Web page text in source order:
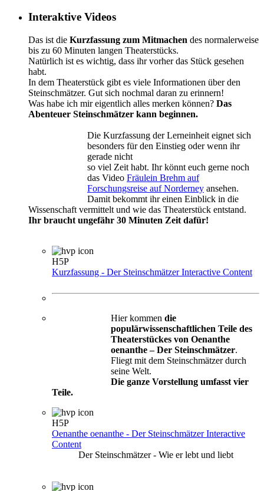
Interaktive Videos
Das ist die Kurzfassung zum Mitmachen des normalerweise
bis zu 60 Minuten langen Theaterstücks.
Natürlich ist es wichtig, dass ihr vorher das Stück gesehen
habt.
In dem Theaterstück gibt es viele Informationen über den
Steinschmätzer. Gut sich nochmal daran zu erinnern!
Was habe ich mir eigentlich alles merken können? Das
Abenteuer Steinschmätzer kann beginnen.
Die Kurzfassung der Lerneinheit eignet sich
besonders für den Einstieg oder wenn ihr
gerade nicht
so viel Zeit habt. Ihr könnt euch gerne noch
das Video Fräulein Brehm auf
Forschungsreise auf Norderney ansehen.
Damit bekommt ihr einen Einblick in die
Wissenschaft vermittelt und wie das Theaterstück entstand.
Ihr braucht ungefähr 30 Minuten Zeit dafür!
H5P
Kurzfassung - Der SteinschmätzerInteractive Content
Hier kommen die
populärwissenschaftlichen Teile des
Theaterstückes von Oenanthe
oenanthe – Der Steinschmätzer.
Fliegt mit dem Steinschmätzer durch
seine Welt.
Die ganze Vorstellung umfasst vier
Teile.
H5P
Oenanthe oenanthe - Der SteinschmätzerInteractive
Content
Der Steinschmätzer - Wie er lebt und liebt